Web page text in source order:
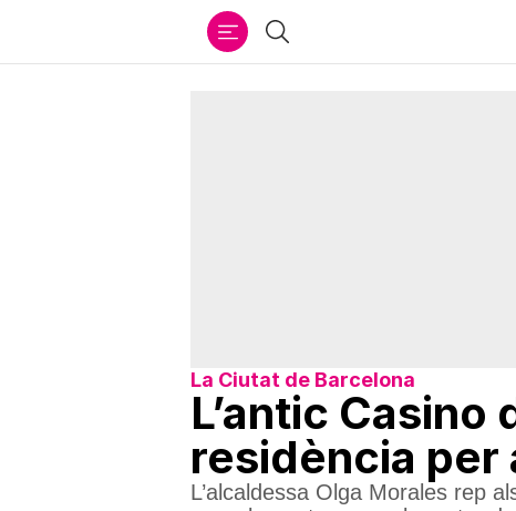
Cercar
La Ciutat de Barcelona
L’antic Casino
residència per
L’alcaldessa Olga Morales rep